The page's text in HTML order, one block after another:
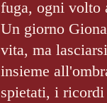
fuga, ogni volto
Un giorno
vita, ma
insieme
spietati, i